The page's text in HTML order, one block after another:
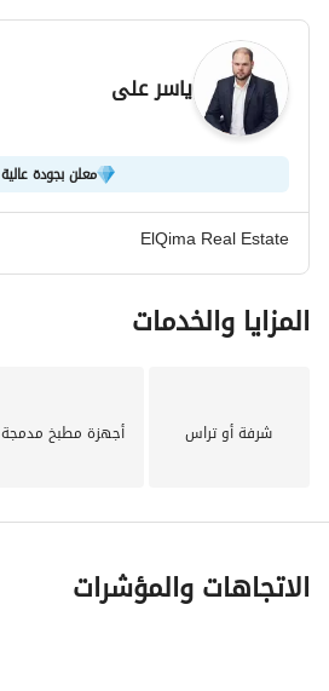
ياسر على
معلن بجودة عالية
ElQima Real Estate
المزايا والخدمات
شرفة أو تراس أجهزة مطبخ مدمجة
الاتجاهات والمؤشرات